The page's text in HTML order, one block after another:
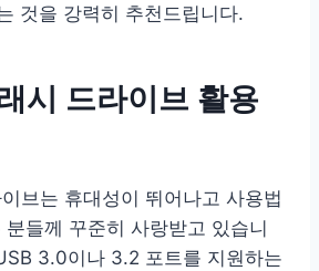
것을 강력히 추천드립니다.
시 드라이브 활용
브는 휴대성이 뛰어나고 사용법
들께 꾸준히 사랑받고 있습니
3.0이나 3.2 포트를 지원하는